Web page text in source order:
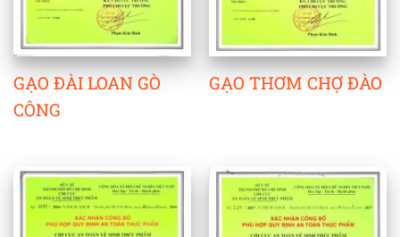
GẠO ĐÀI LOAN GÒ
CÔNG
GẠO THƠM CHỢ ĐÀO